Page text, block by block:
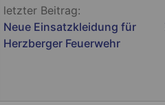
Beitragsnavigation
letzter Beitrag:
Neue Einsatzkleidung für
Herzberger Feuerwehr